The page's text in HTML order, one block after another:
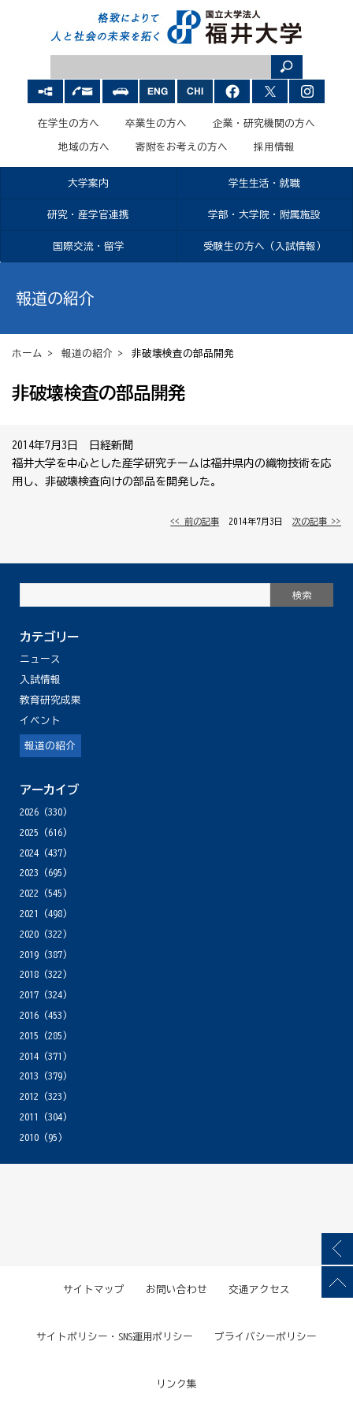
在学生の方へ 卒業生の方へ 企業・研究機関の方へ
地域の方へ 寄附をお考えの方へ 採用情報
大学案内 学生生活・就職
研究・産学官連携 学部・大学院・附属施設
国際交流・留学 受験生の方へ（入試情報）
報道の紹介
ホーム > 報道の紹介 > 非破壊検査の部品開発
非破壊検査の部品開発
2014年7月3日 日経新聞
福井大学を中心とした産学研究チームは福井県内の織物技術を応
用し、非破壊検査向けの部品を開発した。
<< 前の記事 │ 2014年7月3日 │次の記事 >>
カテゴリー
ニュース
入試情報
教育研究成果
イベント
報道の紹介
アーカイブ
2026(330)
2025 (616)
2024(437)
2023 (695)
2022 (545)
2021
(498)
2020(322)
2019(387)
2018(322)
2017(324)
2016(453)
2015 (285)
2014(371)
2013 (379)
2012 (323)
2011
(304)
2010(95)
サイトマップ お問い合わせ 交通アクセス
サイトポリシー・SNS運用ポリシー プライバシーポリシー
リンク集